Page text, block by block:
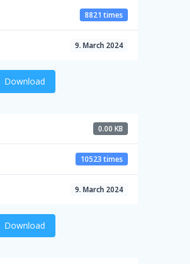
8821 times
9. March 2024
Download
0.00 KB
10523 times
9. March 2024
Download